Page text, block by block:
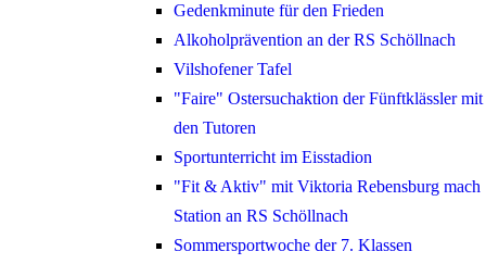
Gedenkminute für den Frieden
Alkoholprävention an der RS Schöllnach
Vilshofener Tafel
"Faire" Ostersuchaktion der Fünftklässler mit
den Tutoren
Sportunterricht im Eisstadion
"Fit & Aktiv" mit Viktoria Rebensburg mach
Station an RS Schöllnach
Sommersportwoche der 7. Klassen